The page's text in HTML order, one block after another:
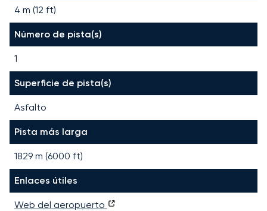
4 m (12 ft)
Número de pista(s)
1
Superficie de pista(s)
Asfalto
Pista más larga
1829 m (6000 ft)
Enlaces útiles
Web del aeropuerto